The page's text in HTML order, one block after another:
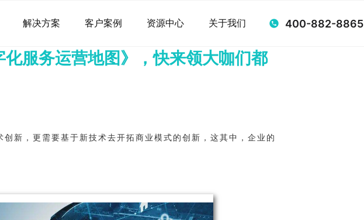
解决方案 客户案例 资源中心 关于我们 400-882-8865
服务运营地图》，快来领大咖们都
新，更需要基于新技术去开拓商业模式的创新，这其中，企业的